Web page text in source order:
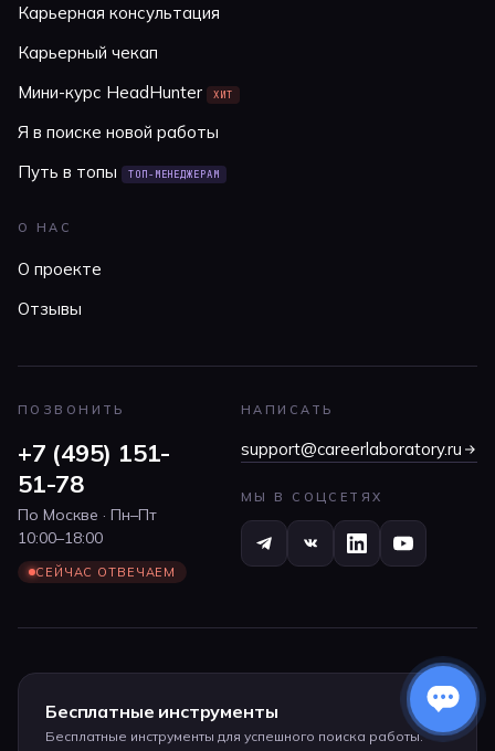
Карьерная консультация
Карьерный чекап
Мини-курс HeadHunter
ХИТ
Я в поиске новой работы
Путь в топы
ТОП-МЕНЕДЖЕРАМ
О НАС
О проекте
Отзывы
ПОЗВОНИТЬ
+7 (495) 151-
51-78
По Москве · Пн–Пт
10:00–18:00
СЕЙЧАС ОТВЕЧАЕМ
НАПИСАТЬ
support@careerlaboratory.ru
МЫ В СОЦСЕТЯХ
Бесплатные инструменты
Бесплатные инструменты для успешного поиска работы.